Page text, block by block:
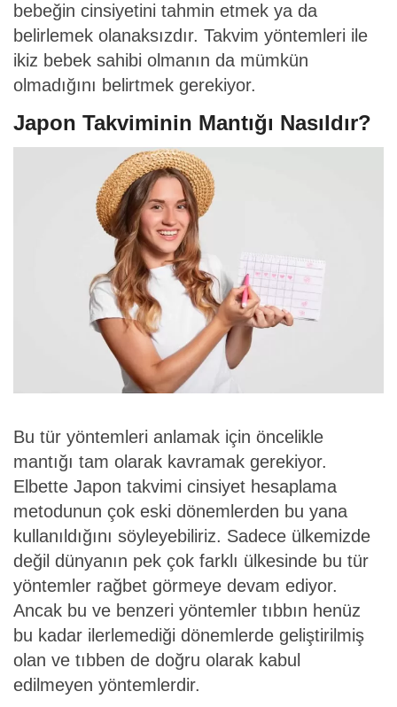
bebeğin cinsiyetini tahmin etmek ya da
belirlemek olanaksızdır. Takvim yöntemleri ile
ikiz bebek sahibi olmanın da mümkün
olmadığını belirtmek gerekiyor.
Japon Takviminin Mantığı Nasıldır?
Bu tür yöntemleri anlamak için öncelikle
mantığı tam olarak kavramak gerekiyor.
Elbette Japon takvimi cinsiyet hesaplama
metodunun çok eski dönemlerden bu yana
kullanıldığını söyleyebiliriz. Sadece ülkemizde
değil dünyanın pek çok farklı ülkesinde bu tür
yöntemler rağbet görmeye devam ediyor.
Ancak bu ve benzeri yöntemler tıbbın henüz
bu kadar ilerlemediği dönemlerde geliştirilmiş
olan ve tıbben de doğru olarak kabul
edilmeyen yöntemlerdir.